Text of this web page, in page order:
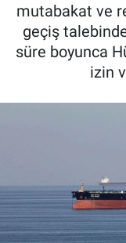
mutabakat ve
geçiş
süre boyunca
izin